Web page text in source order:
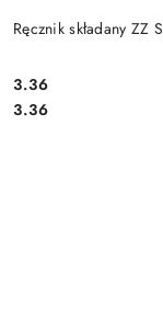
Ręcznik składany ZZ
Cena:
3.36
Cena:
3.36